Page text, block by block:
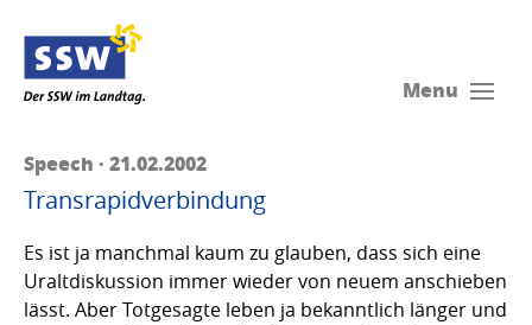
Menu
Speech · 21.02.2002
Transrapidverbindung
Es ist ja manchmal kaum zu glauben, dass sich eine
Uraltdiskussion immer wieder von neuem anschieben
lässt. Aber Totgesagte leben ja bekanntlich länger und